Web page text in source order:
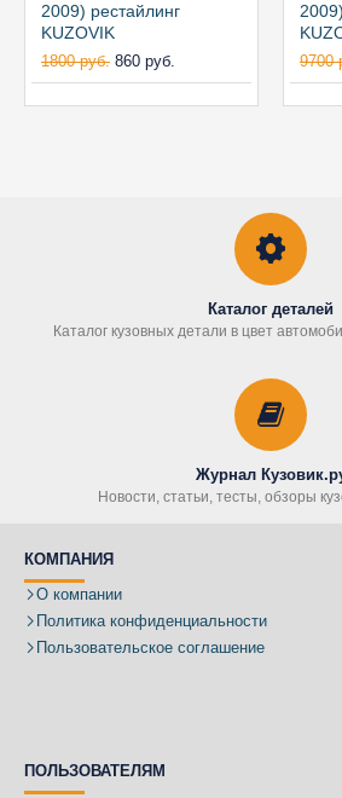
2009) рестайлинг
KUZOVIK
1800 руб. 860 руб. 9700
Каталог деталей
Каталог кузовных детали в цвет
Журнал
Новости, статьи, тесты, обзоры
КОМПАНИЯ
О компании
Политика конфиденциальности
Пользовательское соглашение
ПОЛЬЗОВАТЕЛЯМ